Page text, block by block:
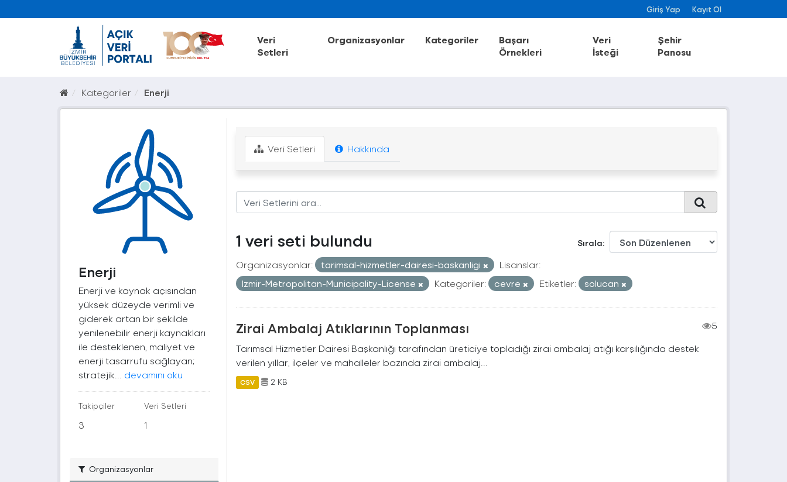
Giriş Yap Kayıt Ol
Veri
Setleri
Organizasyonlar Kategoriler
Başarı
Örnekleri
Veri
İsteği
Şehir
Panosu
Kategoriler Enerji
Enerji
Enerji ve kaynak açısından
yüksek düzeyde verimli ve
giderek artan bir şekilde
yenilenebilir enerji kaynakları
ile desteklenen, maliyet ve
enerji tasarrufu sağlayan;
stratejik... devamını oku
Takipçiler
3
Veri Setleri
1
Organizasyonlar
Veri Setleri Hakkında
Sırala
1 veri seti bulundu
Organizasyonlar: tarimsal-hizmetler-dairesi-baskanligi
Lisanslar:
Izmir-Metropolitan-Municipality-License
Kategoriler: cevre Etiketler: solucan
Zirai Ambalaj Atıklarının Toplanması
5
Tarımsal Hizmetler Dairesi Başkanlığı tarafından üreticiye topladığı zirai ambalaj atığı karşılığında destek
verilen yıllar, ilçeler ve mahalleler bazında zirai ambalaj...
CSV 2 KB